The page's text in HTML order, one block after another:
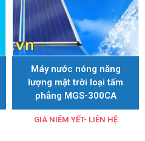
Máy nước nóng năng
lượng mặt trời loại tấm
phẳng MGS-300CA
GIÁ NIÊM YẾT- LIÊN HỆ